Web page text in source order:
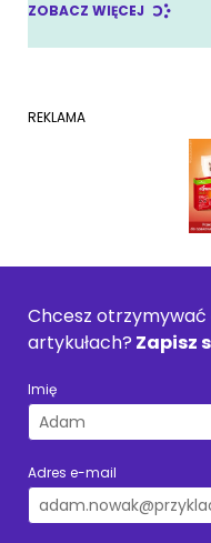
ZOBACZ WIĘCEJ
REKLAMA
Chcesz
artykułach? Zapisz
Imię
Adres e-mail